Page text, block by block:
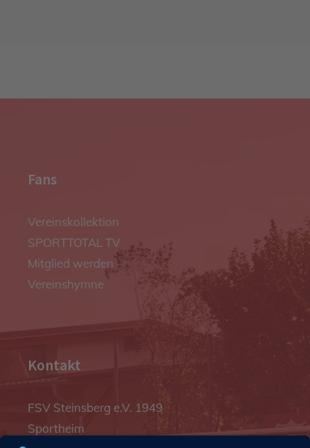
Fans
Vereinskollektion
SPORTTOTAL TV
Mitglied werden
Vereinshymne
Kontakt
FSV Steinsberg e.V. 1949
Sportheim